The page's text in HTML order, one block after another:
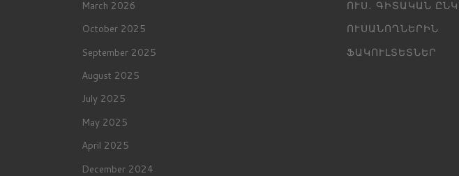
March 2026
October 2025
September 2025
August 2025
July 2025
May 2025
April 2025
December 2024
ՈՒՍ․ ԳԻՏԱԿԱՆ
ՈՒՍԱՆՈՂՆԵՐԻՆ
ՖԱԿՈՒԼՏԵՏՆԵՐ